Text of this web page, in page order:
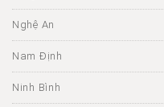
Nghệ An
Nam Định
Ninh Bình